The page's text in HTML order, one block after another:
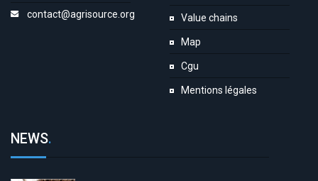
contact@agrisource.org Value chains
Map
Cgu
Mentions légales
NEWS.